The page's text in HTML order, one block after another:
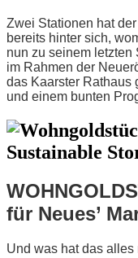
Zwei Stationen hat der
bereits hinter sich,
nun zu seinem letzten
im Rahmen der
das Kaarster Rathaus
und einem bunten
für Neues’
Und was hat das